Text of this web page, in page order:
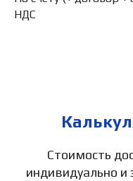
НДС
Стоимость
индивидуально и